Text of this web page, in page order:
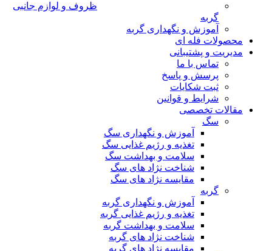
ظروف و لوازم جانبی
گربه
آموزش و نگهداری گربه
محصولات فله ای
مدیریت و پشتیبانی
تماس با ما
پرسش و پاسخ
ثبت شکایات
شرایط و قوانین
مقالات تخصصی
سگ
آموزش و نگهداری سگ
تغذیه و رژیم غذایی سگ
سلامت و بهداشت سگ
شناخت نژاد های سگ
مقایسه نژاد های سگ
گربه
آموزش و نگهداری گربه
تغذیه و رژیم غذایی گربه
سلامت و بهداشت گربه
شناخت نژاد های گربه
مقایسه نژاد های گربه